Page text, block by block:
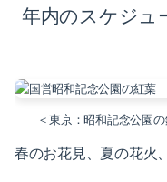
年内のスケジュ
＜東京：昭和記念公園の
春のお花見、夏の花火